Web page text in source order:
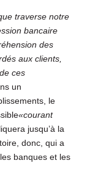
traverse notre
bancaire
des
aux clients,
ces
un
le
«courant
jusqu’à la
donc, qui a
banques et les